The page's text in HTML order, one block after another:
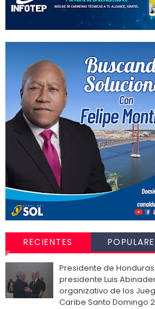
RECIENTES
Presidente de
presidente Luis
organizativo de los
Caribe Santo Domingo